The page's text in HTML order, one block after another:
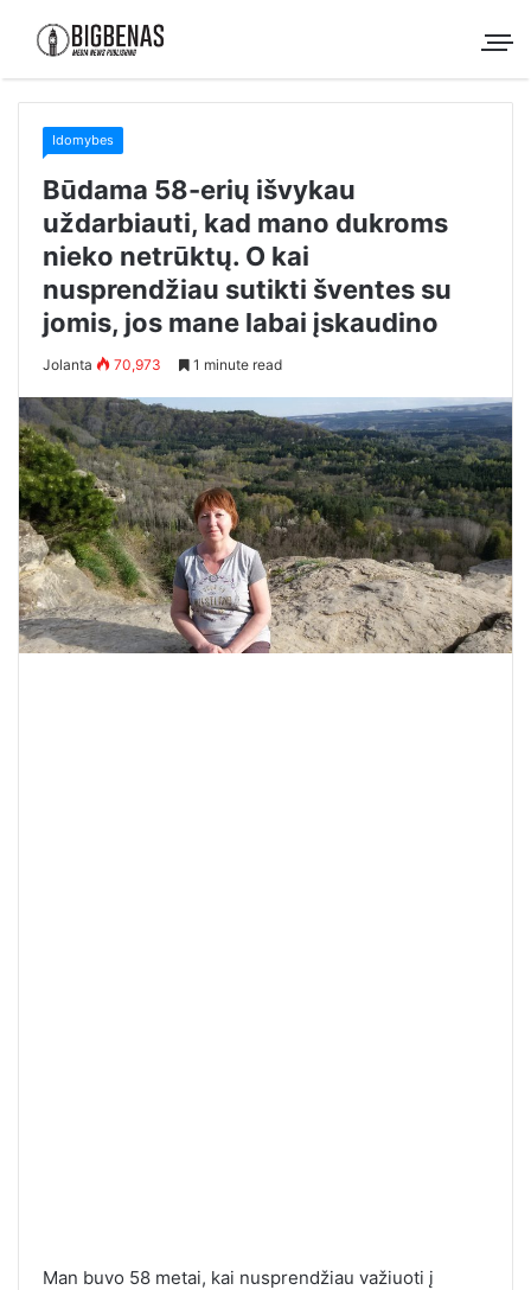
Idomybes
Būdama 58-erių išvykau
uždarbiauti, kad mano dukroms
nieko netrūktų. O kai
nusprendžiau sutikti šventes su
jomis, jos mane labai įskaudino
Jolanta 70,973 1 minute read
Man buvo 58 metai, kai nusprendžiau važiuoti į